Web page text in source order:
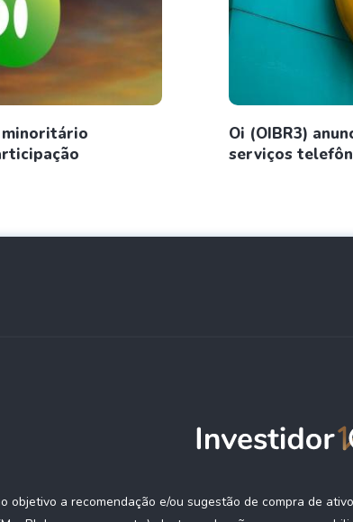
minoritário
Oi (OIBR3)
serviços
objetivo a recomendação e/ou sugestão de compra de